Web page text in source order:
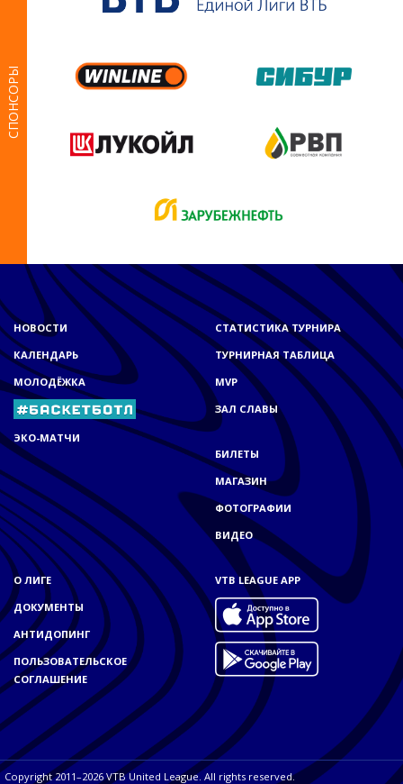
СПОНСОРЫ
НОВОСТИ
КАЛЕНДАРЬ
МОЛОДЁЖКА
ЭКО-МАТЧИ
СТАТИСТИКА ТУРНИРА
ТУРНИРНАЯ ТАБЛИЦА
MVP
ЗАЛ СЛАВЫ
БИЛЕТЫ
МАГАЗИН
ФОТОГРАФИИ
ВИДЕО
О ЛИГЕ
ДОКУМЕНТЫ
АНТИДОПИНГ
ПОЛЬЗОВАТЕЛЬСКОЕ
СОГЛАШЕНИЕ
VTB LEAGUE APP
Copyright 2011–2026 VTB United League. All rights reserved.